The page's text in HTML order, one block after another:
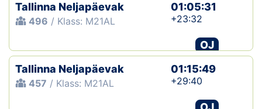
Tallinna Neljapäevak
496 / Klass: M21AL
01:05:31
+23:32
OJ
Tallinna Neljapäevak
457 / Klass: M21AL
01:15:49
+29:40